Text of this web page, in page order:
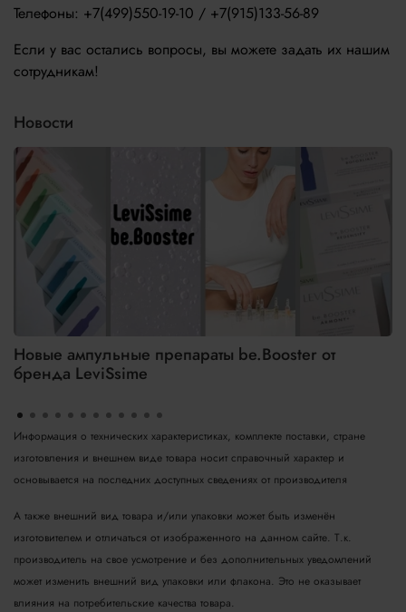
Телефоны: +7(499)550-19-10 / +7(915)133-56-89
Если у вас остались вопросы, вы можете задать их нашим
сотрудникам!
Новости
Новые ампульные препараты be.Booster от
бренда LeviSsime
Информация о технических характеристиках, комплекте поставки, стране
изготовления и внешнем виде товара носит справочный характер и
основывается на последних доступных сведениях от производителя
А также внешний вид товара и/или упаковки может быть изменён
изготовителем и отличаться от изображенного на данном сайте. Т.к.
производитель на свое усмотрение и без дополнительных уведомлений
может изменить внешний вид упаковки или флакона. Это не оказывает
влияния на потребительские качества товара.